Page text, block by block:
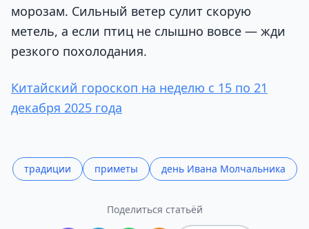
морозам. Сильный ветер сулит скорую
метель, а если птиц не слышно вовсе — жди
резкого похолодания.
Китайский гороскоп на неделю с 15 по 21
декабря 2025 года
традиции приметы день Ивана Молчальника
Поделиться статьёй